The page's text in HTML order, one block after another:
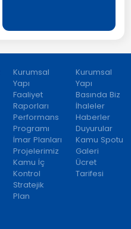
Kurumsal
Yapı
Faaliyet
Raporları
Performans
Programı
İmar Planları
Projelerimiz
Kamu İç
Kontrol
Stratejik
Plan
Kurumsal
Yapı
Basında Biz
İhaleler
Haberler
Duyurular
Kamu Spotu
Galeri
Ücret
Tarifesi